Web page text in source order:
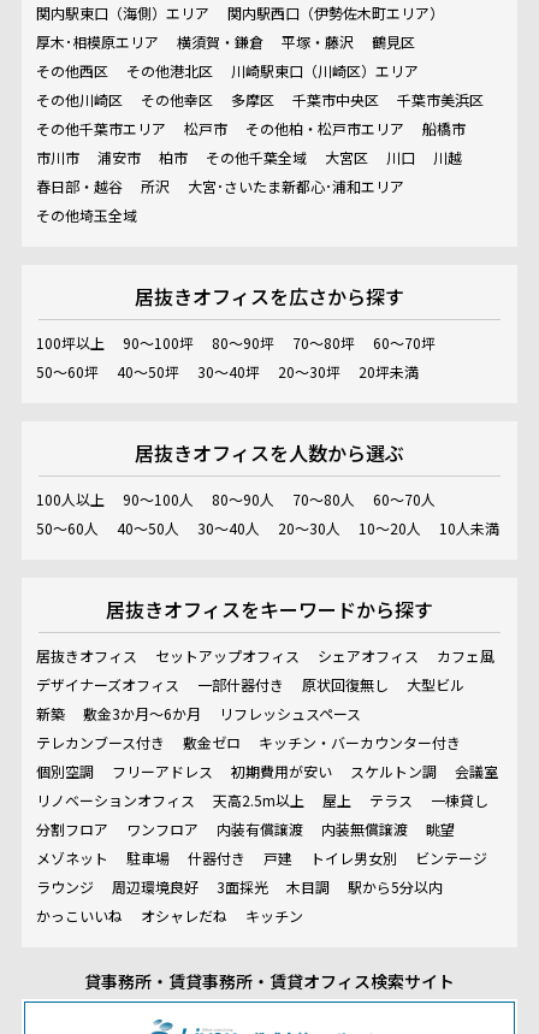
関内駅東口（海側）エリア
関内駅西口（伊勢佐木町エリア）
厚木･相模原エリア
横須賀・鎌倉 平塚・藤沢
鶴見区
その他西区
その他港北区
川崎駅東口（川崎区）エリア
その他川崎区
その他幸区 多摩区 千葉市中央区
千葉市美浜区
その他千葉市エリア
松戸市 その他柏・松戸市エリア
船橋市
市川市
浦安市 柏市 その他千葉全域 大宮区 川口
川越
春日部・越谷
所沢
大宮･さいたま新都心･浦和エリア
その他埼玉全域
居抜きオフィスを広さから探す
100坪以上 90～100坪 80～90坪 70～80坪
60～70坪
50～60坪
40～50坪 30～40坪 20～30坪 20坪未満
居抜きオフィスを人数から選ぶ
100人以上 90～100人 80～90人 70～80人
60～70人
50～60人
40～50人 30～40人 20～30人 10～20人 10人未満
居抜きオフィスをキーワードから探す
居抜きオフィス セットアップオフィス シェアオフィス
カフェ風
デザイナーズオフィス
一部什器付き 原状回復無し
大型ビル
新築
敷金3か月～6か月
リフレッシュスペース
テレカンブース付き
敷金ゼロ
キッチン・バーカウンター付き
個別空調
フリーアドレス 初期費用が安い スケルトン調
会議室
リノベーションオフィス
天高2.5m以上 屋上 テラス
一棟貸し
分割フロア
ワンフロア 内装有償譲渡 内装無償譲渡
眺望
メゾネット
駐車場 什器付き 戸建 トイレ男女別
ビンテージ
ラウンジ
周辺環境良好 3面採光 木目調
駅から5分以内
かっこいいね
オシャレだね キッチン
貸事務所・賃貸事務所・賃貸オフィス検索サイト